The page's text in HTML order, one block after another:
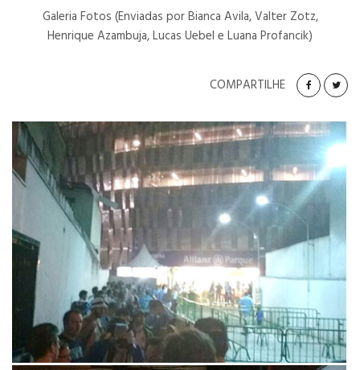
Galeria Fotos (Enviadas por Bianca Avila, Valter Zotz,
Henrique Azambuja, Lucas Uebel e Luana Profancik)
COMPARTILHE